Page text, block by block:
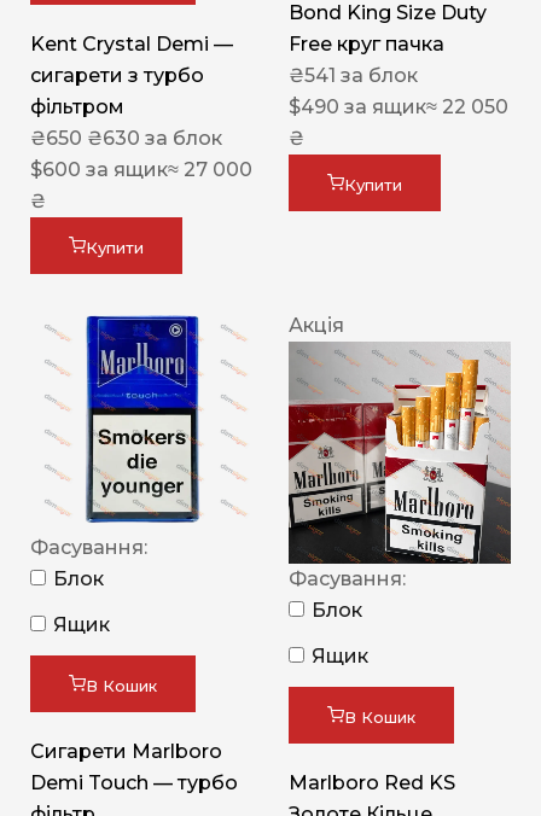
Kent Crystal Demi —
сигарети з турбо
фільтром
₴650 ₴630 за блок
$600 за ящик≈ 27 000
₴
Купити
Bond King Size Duty
Free круг пачка
₴541 за блок
$490 за ящик≈ 22 050
₴
Купити
Фасування:
Блок
Ящик
В Кошик
Сигарети Marlboro
Demi Touch — турбо
Акція
Фасування:
Блок
Ящик
В Кошик
Marlboro Red KS